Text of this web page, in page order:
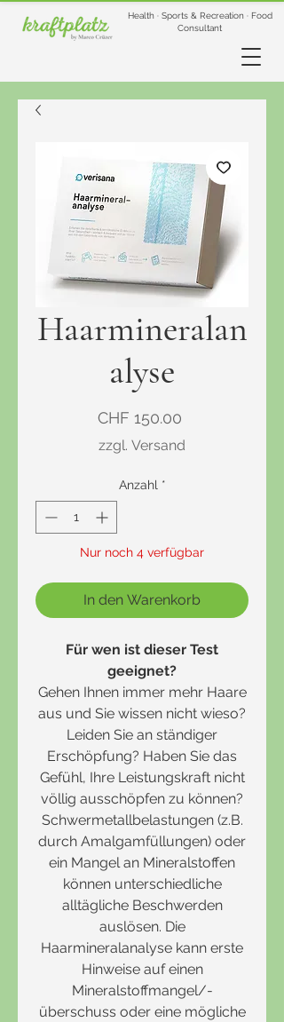
Health · Sports & Recreation · Food
Consultant
Haarmineralan
alyse
CHF 150.00
zzgl. Versand
Anzahl *
Nur noch 4 verfügbar
In den Warenkorb
Für wen ist dieser Test
geeignet?
Gehen Ihnen immer mehr Haare
aus und Sie wissen nicht wieso?
Leiden Sie an ständiger
Erschöpfung? Haben Sie das
Gefühl, Ihre Leistungskraft nicht
völlig ausschöpfen zu können?
Schwermetallbelastungen (z.B.
durch Amalgamfüllungen) oder
ein Mangel an Mineralstoffen
können unterschiedliche
alltägliche Beschwerden
auslösen. Die
Haarmineralanalyse kann erste
Hinweise auf einen
Mineralstoffmangel/-
überschuss oder eine mögliche